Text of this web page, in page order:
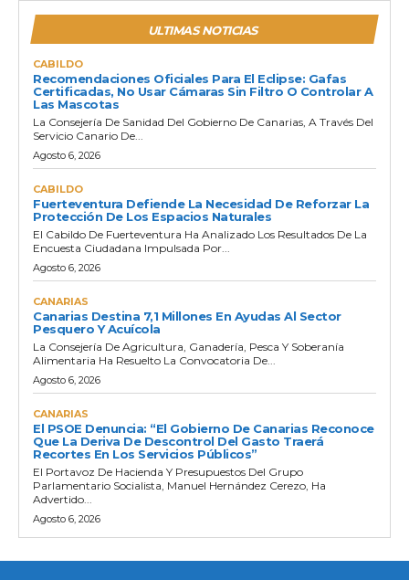
ULTIMAS NOTICIAS
CABILDO
Recomendaciones Oficiales Para El Eclipse: Gafas
Certificadas, No Usar Cámaras Sin Filtro O Controlar A
Las Mascotas
La Consejería De Sanidad Del Gobierno De Canarias, A Través Del
Servicio Canario De...
Agosto 6, 2026
CABILDO
Fuerteventura Defiende La Necesidad De Reforzar La
Protección De Los Espacios Naturales
El Cabildo De Fuerteventura Ha Analizado Los Resultados De La
Encuesta Ciudadana Impulsada Por...
Agosto 6, 2026
CANARIAS
Canarias Destina 7,1 Millones En Ayudas Al Sector
Pesquero Y Acuícola
La Consejería De Agricultura, Ganadería, Pesca Y Soberanía
Alimentaria Ha Resuelto La Convocatoria De...
Agosto 6, 2026
CANARIAS
El PSOE Denuncia: “El Gobierno De Canarias Reconoce
Que La Deriva De Descontrol Del Gasto Traerá
Recortes En Los Servicios Públicos”
El Portavoz De Hacienda Y Presupuestos Del Grupo
Parlamentario Socialista, Manuel Hernández Cerezo, Ha
Advertido...
Agosto 6, 2026